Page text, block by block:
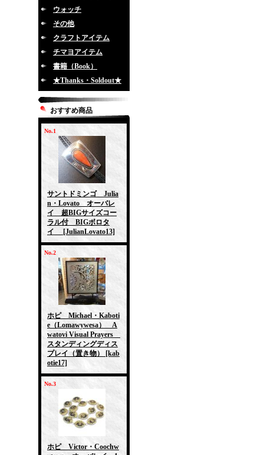
ウォッチ
その他
クラフトアイテム
チマヨアイテム
書籍（Book）
★Thanks・Soldout★
おすすめ商品
No.1
サントドミンゴ Julia
n・Lovato オーバレ
イ 超BIGサイズコー
ラル付 BIGボロタ
イ
[JulianLovato13]
No.2
ホピ Michael・Kaboti
e（Lomawywesa） A
watovi Visual Prayers
スタンディングディス
プレイ（置き物）
[kab
otie17]
No.3
ホピ Victor・Coochw